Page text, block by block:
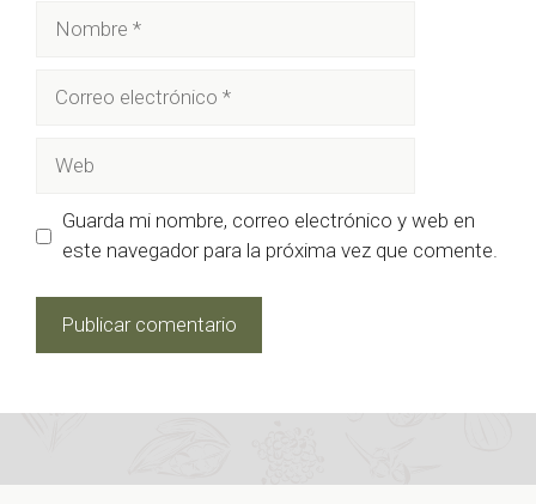
Guarda mi nombre, correo electrónico y web en
este navegador para la próxima vez que comente.